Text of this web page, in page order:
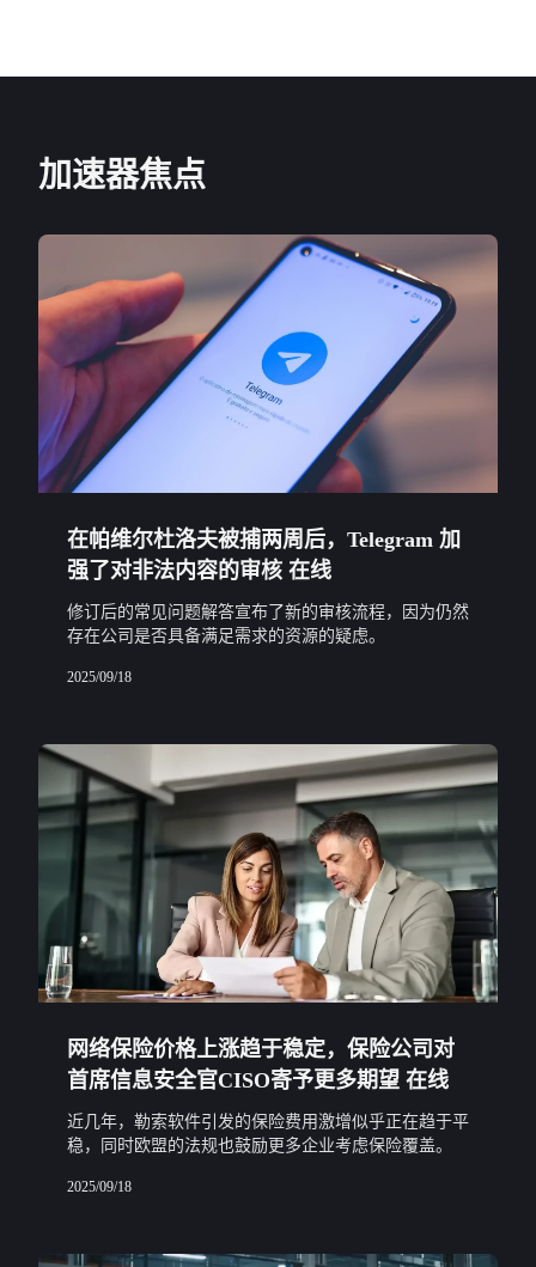
加速器焦点
在帕维尔杜洛夫被捕两周后，Telegram 加
强了对非法内容的审核 在线
修订后的常见问题解答宣布了新的审核流程，因为仍然
存在公司是否具备满足需求的资源的疑虑。
2025/09/18
网络保险价格上涨趋于稳定，保险公司对
首席信息安全官CISO寄予更多期望 在线
近几年，勒索软件引发的保险费用激增似乎正在趋于平
稳，同时欧盟的法规也鼓励更多企业考虑保险覆盖。
2025/09/18